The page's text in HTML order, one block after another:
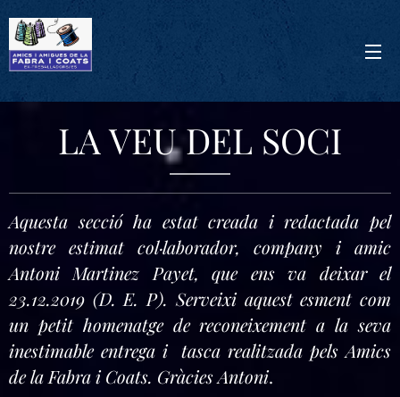
LA VEU DEL SOCI
Aquesta secció ha estat creada i redactada pel
nostre estimat col·laborador, company i amic
Antoni Martinez Payet, que ens va deixar el
23.12.2019 (D. E. P). Serveixi aquest esment com
un petit homenatge de reconeixement a la seva
inestimable entrega i tasca realitzada pels Amics
de la Fabra i Coats. Gràcies Antoni.